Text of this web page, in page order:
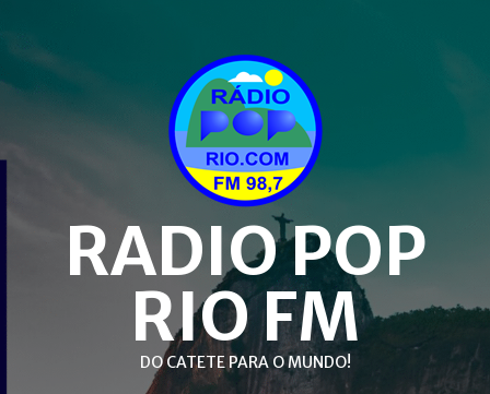
content
RADIO POP
RIO FM
DO CATETE PARA O MUNDO!